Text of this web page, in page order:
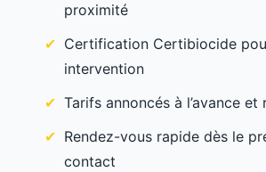
proximité
Certification Certibiocide
intervention
Tarifs annoncés à l’avance et
Rendez-vous rapide dès le
contact